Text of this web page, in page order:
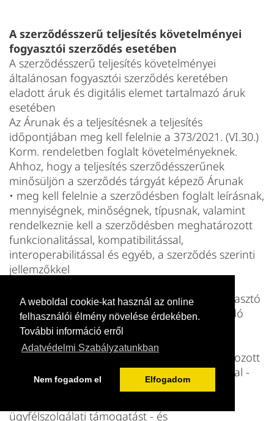
A weboldal cookie-kat használ az online
felhasználói élmény növelése érdekében.
További információ erről
Adatvédelmi Szabályzatunkban
Nem fogadom el Elfogadom
A szerződésszerű teljesítés követelményei
fogyasztói szerződés esetében
A szerződésszerű teljesítés követelményei
általánosan fogyasztói szerződés keretében
eladott áruk és digitális elemet tartalmazó áruk
esetében
Az Árunak és a teljesítésnek a teljesítés
időpontjában meg kell felelnie a 373/2021. (VI.30.)
Korm. rendeletben foglalt követelményeknek.
Ahhoz, hogy a teljesítés szerződésszerűnek
minősüljön a szerződés tárgyát képező Árunak
• meg kell felelnie a szerződésben foglalt leírásnak,
mennyiségnek, minőségnek, típusnak, valamint
rendelkeznie kell a szerződésben meghatározott
funkcionalitással, kompatibilitással,
interoperabilitással és egyéb, a szerződés szerinti
jellemzőkkel
meghatározott bármely célra, amelyet a fogyasztó
legkésőbb a szerződés megkötésekor az Eladó
tudomására hozott, és amelyet az Eladó
elfogadott
• rendelkeznie kell a szerződésben meghatározott
valamennyi tartozékkal, használati útmutatóval -
ideértve az üzembe helyezésre vonatkozó
ügyfélszolgálati támogatást - és